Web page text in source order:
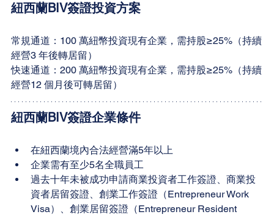
紐西蘭BIV簽證投資方案
常規通道：100 萬紐幣投資現有企業，需持股≥25%（持續
經營3 年後轉居留）
快速通道：200 萬紐幣投資現有企業，需持股≥25%（持續
經營12 個月後可轉居留）
紐西蘭BIV簽證企業條件
在紐西蘭境內合法經營滿5年以上
企業需有至少5名全職員工
過去十年未被成功申請商業投資者工作簽證、商業投
資者居留簽證、創業工作簽證（Entrepreneur Work
Visa）、創業居留簽證（Entrepreneur Resident